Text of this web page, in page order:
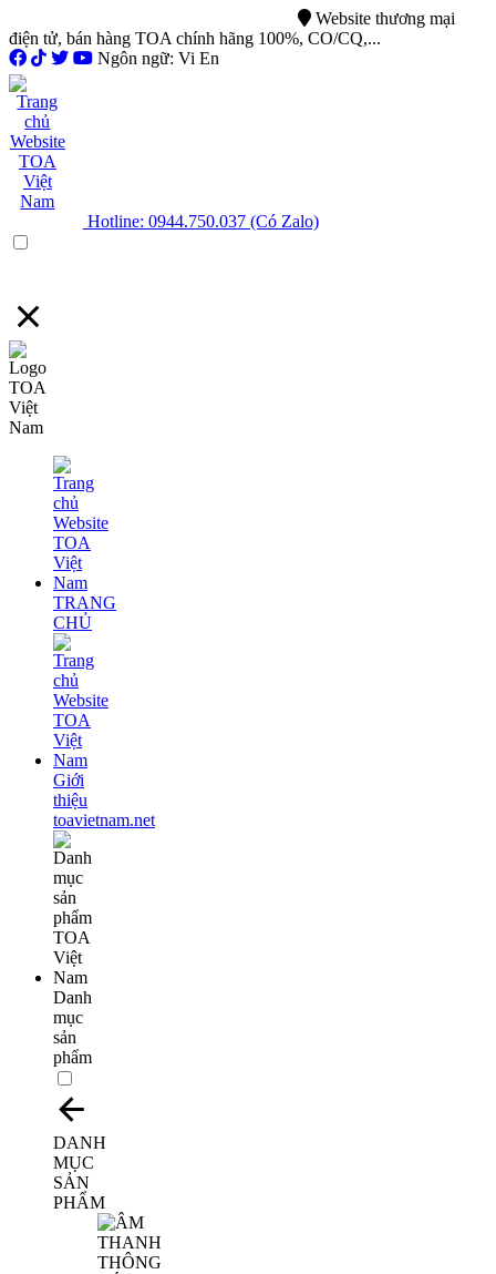
Website thương mại
điện tử, bán hàng TOA chính hãng 100%, CO/CQ,...
Ngôn ngữ: Vi En
Hotline: 0944.750.037 (Có Zalo)
TRANG
CHỦ
Giới
thiệu
toavietnam.net
Danh
mục
sản
phẩm
DANH
MỤC
SẢN
PHẨM